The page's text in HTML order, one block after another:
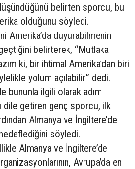
belirten sporcu, bu
olduğunu söyledi.
Amerika’da duyurabilmenin
belirterek, “Mutlaka
ki, bir ihtimal Amerika’dan biri
yolum açılabilir” dedi.
bununla ilgili olarak adım
dile getiren genç sporcu, ilk
Almanya ve İngiltere’de
söyledi.
Almanya ve İngiltere’de
Avrupa’da en